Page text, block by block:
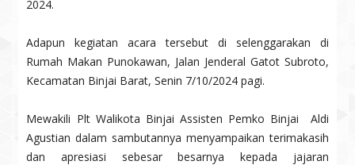
2024.
Adapun kegiatan acara tersebut di selenggarakan di
Rumah Makan Punokawan, Jalan Jenderal Gatot Subroto,
Kecamatan Binjai Barat, Senin 7/10/2024 pagi.
Mewakili Plt Walikota Binjai Assisten Pemko Binjai Aldi
Agustian dalam sambutannya menyampaikan terimakasih
dan apresiasi sebesar besarnya kepada jajaran